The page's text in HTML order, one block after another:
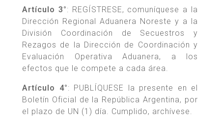
Artículo 3°: REGÍSTRESE, comuníquese a la
Dirección Regional Aduanera Noreste y a la
División Coordinación de Secuestros y
Rezagos de la Dirección de Coordinación y
Evaluación Operativa Aduanera, a los
efectos que le compete a cada área.
Artículo 4°: PUBLÍQUESE la presente en el
Boletín Oficial de la República Argentina, por
el plazo de UN (1) día. Cumplido, archívese.